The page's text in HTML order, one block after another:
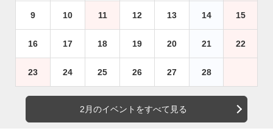
9 10 11 12 13 14 15
16 17 18 19 20 21 22
23 24 25 26 27 28
2月のイベントをすべて見る